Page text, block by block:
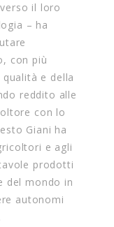
il loro
– ha
con più
e della
reddito alle
con lo
Giani ha
e agli
prodotti
del mondo in
autonomi